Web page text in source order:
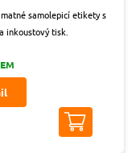
samolepicí etikety s
inkoustový tisk.